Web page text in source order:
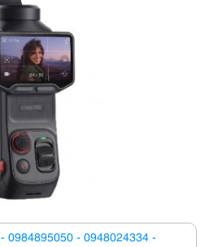
- 0984895050 - 0948024334 -